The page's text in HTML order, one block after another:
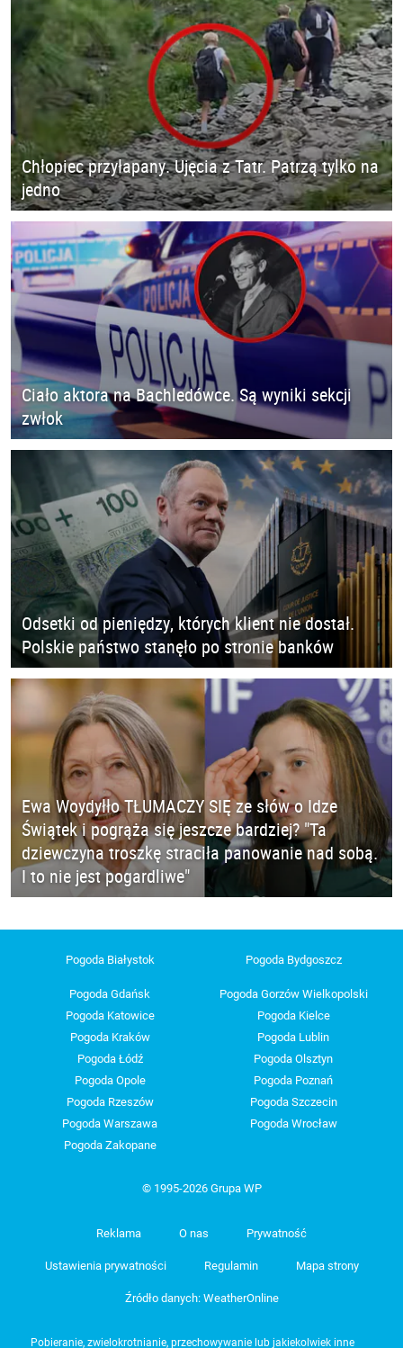
Chłopiec przyłapany. Ujęcia z Tatr. Patrzą tylko na
jedno
Ciało aktora na Bachledówce. Są wyniki sekcji
zwłok
Odsetki od pieniędzy, których klient nie dostał.
Polskie państwo stanęło po stronie banków
Ewa Woydyłło TŁUMACZY SIĘ ze słów o Idze
Świątek i pogrąża się jeszcze bardziej? "Ta
dziewczyna troszkę straciła panowanie nad sobą.
I to nie jest pogardliwe"
Pogoda Białystok Pogoda Bydgoszcz
Pogoda Gdańsk
Pogoda Gorzów Wielkopolski
Pogoda Katowice
Pogoda Kielce
Pogoda Kraków
Pogoda Lublin
Pogoda Łódź
Pogoda Olsztyn
Pogoda Opole
Pogoda Poznań
Pogoda Rzeszów
Pogoda Szczecin
Pogoda Warszawa
Pogoda Wrocław
Pogoda Zakopane
© 1995-2026 Grupa WP
Reklama O nas Prywatność
Ustawienia prywatności Regulamin Mapa strony
Źródło danych: WeatherOnline
Pobieranie, zwielokrotnianie, przechowywanie lub jakiekolwiek inne